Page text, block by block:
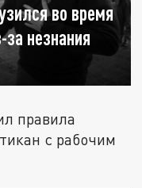
во время
незнания
правила
с рабочим